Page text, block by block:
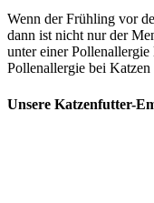
Wenn der Frühling vor
dann ist nicht nur der
unter einer
Pollenallergie bei Katzen
Unsere Katzenfutter-